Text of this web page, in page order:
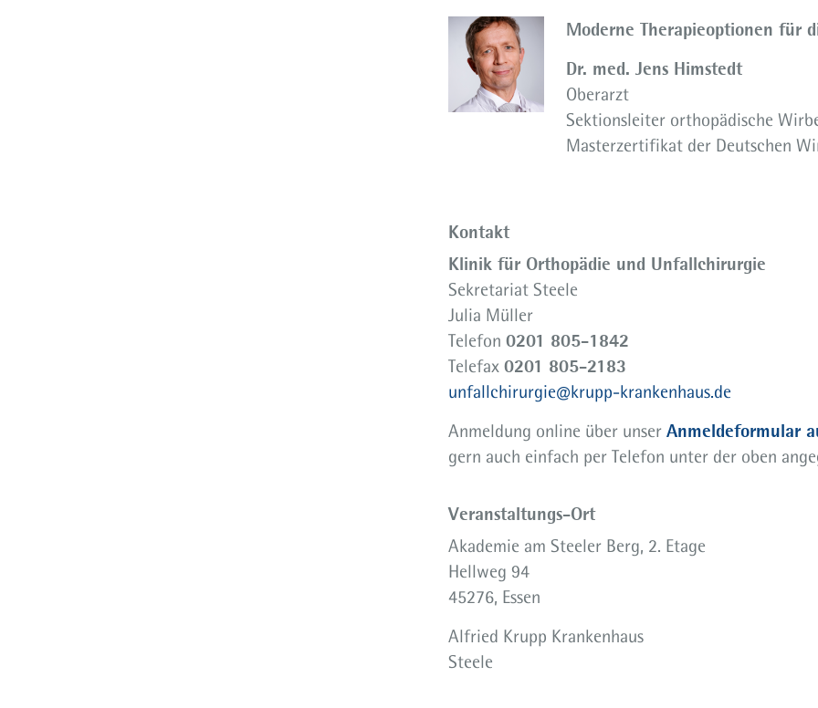
Moderne Therapieoptionen für
Dr. med. Jens Himstedt
Oberarzt
Sektionsleiter orthopädische
Masterzertifikat der Deutschen
Kontakt
Klinik für Orthopädie und Unfallchirurgie
Sekretariat Steele
Julia Müller
Telefon 0201 805-1842
Telefax 0201 805-2183
unfallchirurgie@krupp-krankenhaus.de
Anmeldung online über unser Anmeldeformular
gern auch einfach per Telefon unter der oben
Veranstaltungs-Ort
Akademie am Steeler Berg, 2. Etage
Hellweg 94
45276, Essen
Alfried Krupp Krankenhaus
Steele